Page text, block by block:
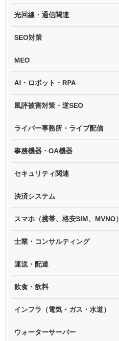
光回線・通信関連
SEO対策
MEO
AI・ロボット・RPA
風評被害対策・逆SEO
ライバー事務所・ライブ配信
事務機器・OA機器
セキュリティ関連
決済システム
スマホ（携帯、格安SIM、MVNO）
士業・コンサルティング
運送・配達
飲食・飲料
インフラ（電気・ガス・水道）
ウォーターサーバー